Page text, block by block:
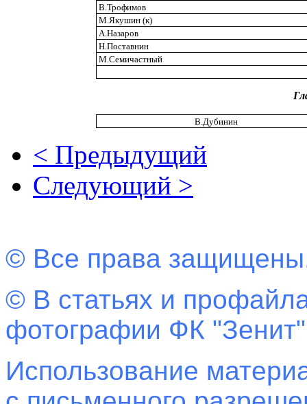
В.Трофимов
М.Якушин (к)
А.Назаров
Н.Поставнин
М.Семичастный
В.Дубинин
< Предыдущий
Следующий >
© Все права
© В статьях и
фотографии ФК
Использование